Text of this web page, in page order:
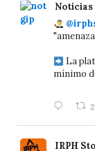
Noticias
La
mínimo
2
IRPH